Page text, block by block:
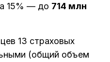
15% — до 714 млн
13 страховых
(общий объем